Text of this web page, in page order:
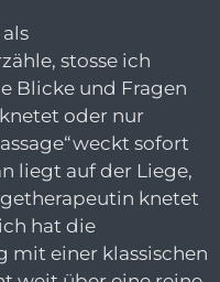
stosse ich
Blicke und Fragen
oder nur
sofort
liegt auf der Liege,
knetet
hat die
mit einer klassischen